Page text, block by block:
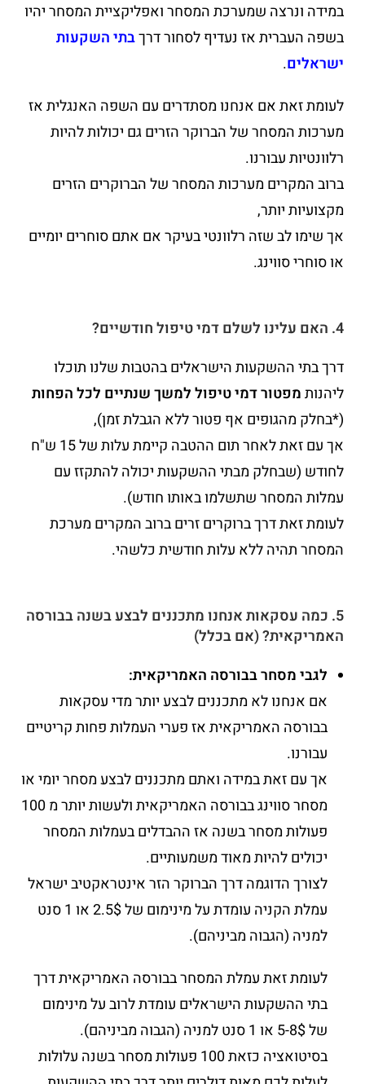
במידה ונרצה שמערכת המסחר ואפליקציית המסחר יהיו
בשפה העברית אז נעדיף לסחור דרךבתי השקעות
ישראלים.
לעומת זאת אם אנחנו מסתדרים עם השפה האנגלית אז
מערכות המסחר של הברוקר הזרים גם יכולות להיות
רלוונטיות עבורנו.
ברוב המקרים מערכות המסחר של הברוקרים הזרים
מקצועיות יותר,
אך שימו לב שזה רלוונטי בעיקר אם אתם סוחרים יומיים
או סוחרי סווינג.
4. האם עלינו לשלם דמי טיפול חודשיים?
דרך בתי ההשקעות הישראלים בהטבות שלנו תוכלו
ליהנותמפטור דמי טיפול למשך שנתיים לכל הפחות
(*בחלק מהגופים אף פטור ללא הגבלת זמן),
אך עם זאת לאחר תום ההטבה קיימת עלות של 15 ש"ח
לחודש (שבחלק מבתי ההשקעות יכולה להתקזז עם
עמלות המסחר שתשלמו באותו חודש).
לעומת זאת דרך ברוקרים זרים ברוב המקרים מערכת
המסחר תהיה ללא עלות חודשית כלשהי.
5. כמה עסקאות אנחנו מתכננים לבצע בשנה בבורסה
האמריקאית? (אם בכלל)
לגבי מסחר בבורסה האמריקאית:
אם אנחנו לא מתכננים לבצע יותר מדי עסקאות
בבורסה האמריקאית אז פערי העמלות פחות קריטיים
עבורנו.
אך עם זאת במידה ואתם מתכננים לבצע מסחר יומי או
מסחר סווינג בבורסה האמריקאית ולעשות יותר מ 100
פעולות מסחר בשנה אז ההבדלים בעמלות המסחר
יכולים להיות מאוד משמעותיים.
לצורך הדוגמה דרך הברוקר הזר אינטראקטיב ישראל
עמלת הקניה עומדת על מינימום של 2.5$ או 1 סנט
למניה (הגבוה מביניהם).
לעומת זאת עמלת המסחר בבורסה האמריקאית דרך
בתי ההשקעות הישראלים עומדת לרוב על מינימום
של 5-8$ או 1 סנט למניה (הגבוה מביניהם).
בסיטואציה כזאת 100 פעולות מסחר בשנה עלולות